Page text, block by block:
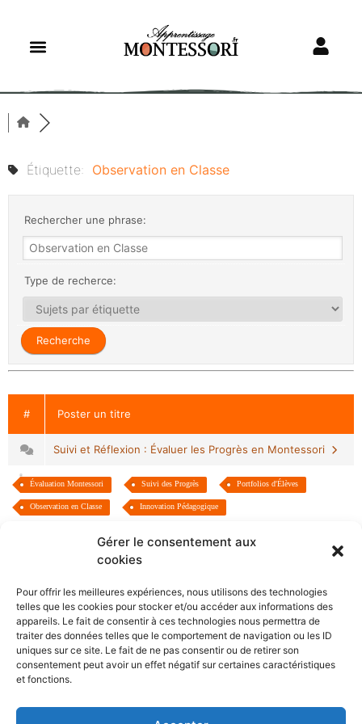
Gérer le consentement aux
cookies
Pour offrir les meilleures expériences, nous utilisons des technologies
telles que les cookies pour stocker et/ou accéder aux informations des
appareils. Le fait de consentir à ces technologies nous permettra de
traiter des données telles que le comportement de navigation ou les ID
uniques sur ce site. Le fait de ne pas consentir ou de retirer son
consentement peut avoir un effet négatif sur certaines caractéristiques
et fonctions.
Étiquette: Observation en Classe
Rechercher une phrase:
Type de recherce:
# Poster un titre
Suivi et Réflexion : Évaluer les Progrès en Montessori
Évaluation Montessori Suivi des Progrès Portfolios d'Élèves
Observation en Classe Innovation Pédagogique
Plongez dans l’univers Montessori avec notre blog, guide
essentiel pour parents et éducateurs. Découvrez comment
mettre en œuvre cette approche pédagogique à travers des
bibliothèque et le lit Montessori, ainsi qu’une sélection de